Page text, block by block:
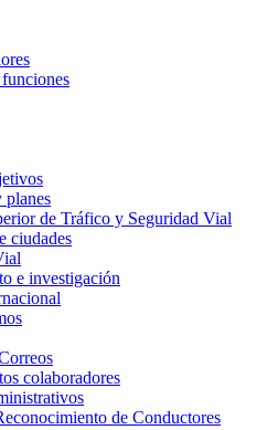
planes
de Tráfico y Seguridad Vial
ciudades
e investigación
colaboradores
de Conductores